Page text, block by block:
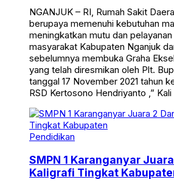
NGANJUK – RI, Rumah Sakit
berupaya memenuhi kebutuhan
meningkatkan mutu dan
masyarakat Kabupaten Nganjuk
sebelumnya membuka Graha
yang telah diresmikan oleh Plt.
tanggal 17 November 2021 tahun
RSD Kertosono Hendriyanto ,”
Pendidikan
SMPN 1 Karanganyar
Kaligrafi Tingkat